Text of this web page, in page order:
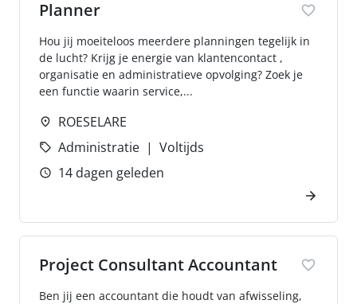
Planner
Hou jij moeiteloos meerdere planningen tegelijk in
de lucht? Krijg je energie van klantencontact ,
organisatie en administratieve opvolging? Zoek je
een functie waarin service,...
ROESELARE
Administratie
Voltijds
14 dagen geleden
Project Consultant Accountant
Ben jij een accountant die houdt van afwisseling,